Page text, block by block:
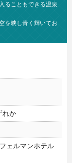
ることもできる温泉
を映し青く輝いてお
れか
ェルマンホテル